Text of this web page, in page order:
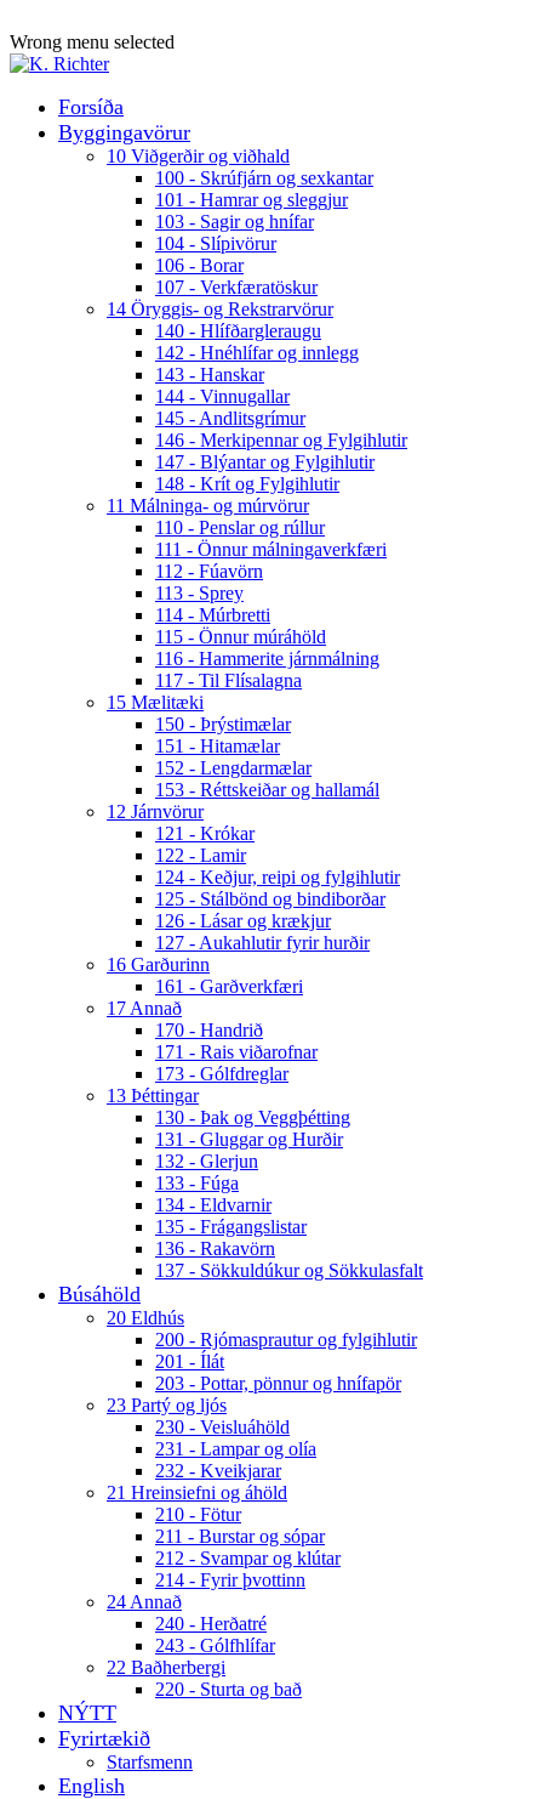
Wrong menu selected
Forsíða
Byggingavörur
10 Viðgerðir og viðhald
100 - Skrúfjárn og sexkantar
101 - Hamrar og sleggjur
103 - Sagir og hnífar
104 - Slípivörur
106 - Borar
107 - Verkfæratöskur
14 Öryggis- og Rekstrarvörur
140 - Hlífðargleraugu
142 - Hnéhlífar og innlegg
143 - Hanskar
144 - Vinnugallar
145 - Andlitsgrímur
146 - Merkipennar og Fylgihlutir
147 - Blýantar og Fylgihlutir
148 - Krít og Fylgihlutir
11 Málninga- og múrvörur
110 - Penslar og rúllur
111 - Önnur málningaverkfæri
112 - Fúavörn
113 - Sprey
114 - Múrbretti
115 - Önnur múráhöld
116 - Hammerite járnmálning
117 - Til Flísalagna
15 Mælitæki
150 - Þrýstimælar
151 - Hitamælar
152 - Lengdarmælar
153 - Réttskeiðar og hallamál
12 Járnvörur
121 - Krókar
122 - Lamir
124 - Keðjur, reipi og fylgihlutir
125 - Stálbönd og bindiborðar
126 - Lásar og krækjur
127 - Aukahlutir fyrir hurðir
16 Garðurinn
161 - Garðverkfæri
17 Annað
170 - Handrið
171 - Rais viðarofnar
173 - Gólfdreglar
13 Þéttingar
130 - Þak og Veggþétting
131 - Gluggar og Hurðir
132 - Glerjun
133 - Fúga
134 - Eldvarnir
135 - Frágangslistar
136 - Rakavörn
137 - Sökkuldúkur og Sökkulasfalt
Búsáhöld
20 Eldhús
200 - Rjómasprautur og fylgihlutir
201 - Ílát
203 - Pottar, pönnur og hnífapör
23 Partý og ljós
230 - Veisluáhöld
231 - Lampar og olía
232 - Kveikjarar
21 Hreinsiefni og áhöld
210 - Fötur
211 - Burstar og sópar
212 - Svampar og klútar
214 - Fyrir þvottinn
24 Annað
240 - Herðatré
243 - Gólfhlífar
22 Baðherbergi
220 - Sturta og bað
NÝTT
Fyrirtækið
Starfsmenn
English